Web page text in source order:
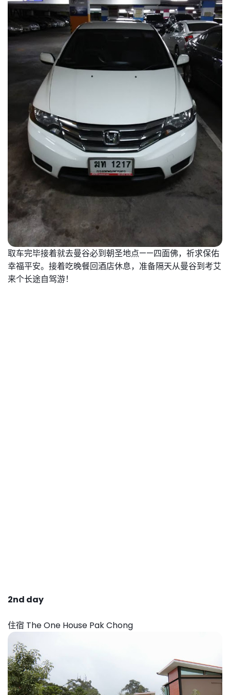
取车完毕接着就去曼谷必到朝圣地点——四面佛，祈求保佑
幸福平安。 接着吃晚餐回酒店休息，准备隔天从曼谷到考艾
来个长途自驾游！
2nd day
住宿 The One House Pak Chong